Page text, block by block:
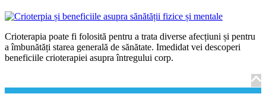
Crioterapia poate fi folosită pentru a trata diverse afecțiuni și pentru
a îmbunătăți starea generală de sănătate. Imedidat vei descoperi
beneficiile crioterapiei asupra întregului corp.